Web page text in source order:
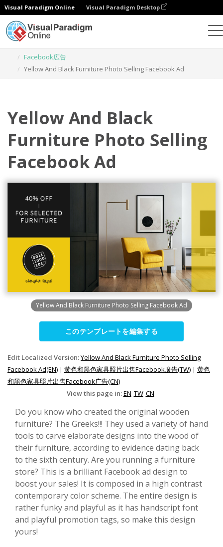
Visual Paradigm Online Visual Paradigm Desktop
Facebook広告
Yellow And Black Furniture Photo Selling Facebook Ad
Yellow And Black
Furniture Photo Selling
Facebook Ad
Yellow And Black Furniture Photo Selling Facebook Ad
このテンプレートを編集する
Edit Localized Version:Yellow And Black Furniture Photo Selling
Facebook Ad(EN) | 黃色和黑色家具照片出售Facebook廣告(TW) | 黄色
和黑色家具照片出售Facebook广告(CN)
View this page in:EN TW CN
Do you know who created the original wooden
furniture? The Greeks!!! They used a variety of hand
tools to carve elaborate designs into the wood of
their furniture, according to evidence dating back
to the sixth century. Are you running a furniture
store? This is a brilliant Facebook ad design to
boost your sales! It is composed in a high contrast
contemporary color scheme. The entire design is
rather funky and playful as it has handscript font
and playful promotion tags, so make this design
yours!